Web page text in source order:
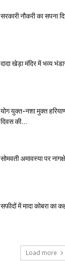
सरकारी नौकरी का सपना
दादा खेड़ा मंदिर में भव्य
योग युक्त-नशा मुक्त
दिवस की...
सोमवती अमावस्या पर
सफीदों में मादा कोबरा
Load more